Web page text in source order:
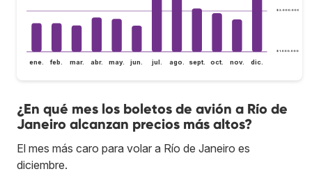
$ 1.000.000
$ 2.000.000
ene. feb. mar. abr. may. jun. jul. ago. sept. oct. nov. dic.
¿En qué mes los boletos de avión a Río de
Janeiro alcanzan precios más altos?
El mes más caro para volar a Río de Janeiro es
diciembre.